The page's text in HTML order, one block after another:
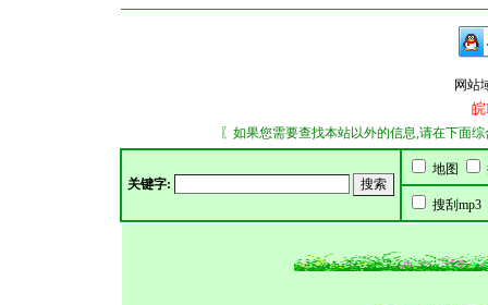
网站
皖
〖如果您需要查找本站以外的信息,请在下面综合搜索
关键字:
地图
搜刮mp3